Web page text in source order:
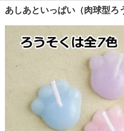
あしあといっぱい（肉球型ろ